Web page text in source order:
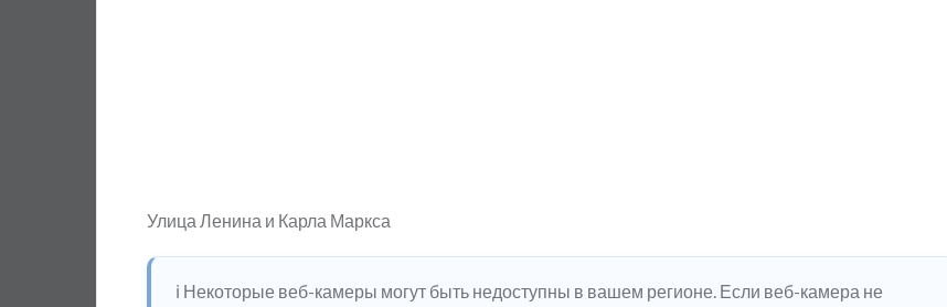
Улица Ленина и Карла Маркса
ℹ️ Некоторые веб-камеры могут быть недоступны в вашем регионе. Если веб-камера не